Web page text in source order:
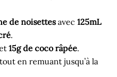
de noisettesavec 125mL
.
15g de coco râpée.
en remuant jusqu’à la